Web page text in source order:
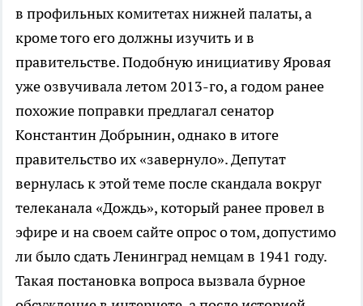
в профильных комитетах нижней палаты, а
кроме того его должны изучить и в
правительстве. Подобную инициативу Яровая
уже озвучивала летом 2013-го, а годом ранее
похожие поправки предлагал сенатор
Константин Добрынин, однако в итоге
правительство их «завернуло». Депутат
вернулась к этой теме после скандала вокруг
телеканала «Дождь», который ранее провел в
эфире и на своем сайте опрос о том, допустимо
ли было сдать Ленинград немцам в 1941 году.
Такая постановка вопроса вызвала бурное